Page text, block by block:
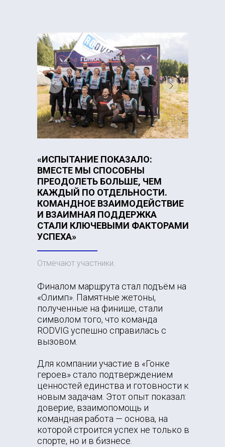
Финалом маршрута стал подъём на
«Олимп». Памятные жетоны,
полученные на финише, стали
символом того, что команда
RODVIG успешно справилась с
вызовом.
Для компании участие в «Гонке
героев» стало подтверждением
ценностей единства и готовности к
новым задачам. Этот опыт показал:
доверие, взаимопомощь и
командная работа — основа, на
которой строится успех не только в
спорте, но и в бизнесе.
«ИСПЫТАНИЕ ПОКАЗАЛО:
ВМЕСТЕ МЫ СПОСОБНЫ
ПРЕОДОЛЕТЬ БОЛЬШЕ, ЧЕМ
КАЖДЫЙ ПО ОТДЕЛЬНОСТИ.
КОМАНДНОЕ ВЗАИМОДЕЙСТВИЕ
И ВЗАИМНАЯ ПОДДЕРЖКА
СТАЛИ КЛЮЧЕВЫМИ ФАКТОРАМИ
УСПЕХА»
Отмечают участники.